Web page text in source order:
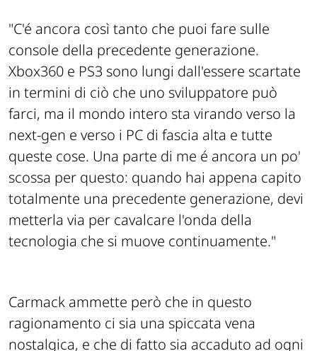
"C'é ancora così tanto che puoi fare sulle
console della precedente generazione.
Xbox360 e PS3 sono lungi dall'essere scartate
in termini di ciò che uno sviluppatore può
farci, ma il mondo intero sta virando verso la
next-gen e verso i PC di fascia alta e tutte
queste cose. Una parte di me é ancora un po'
scossa per questo: quando hai appena capito
totalmente una precedente generazione, devi
metterla via per cavalcare l'onda della
tecnologia che si muove continuamente."
Carmack ammette però che in questo
ragionamento ci sia una spiccata vena
nostalgica, e che di fatto sia accaduto ad ogni